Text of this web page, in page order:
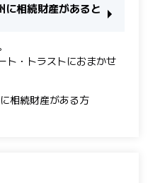
に相続財産があると
ト・トラストにおまかせ
相続財産がある方